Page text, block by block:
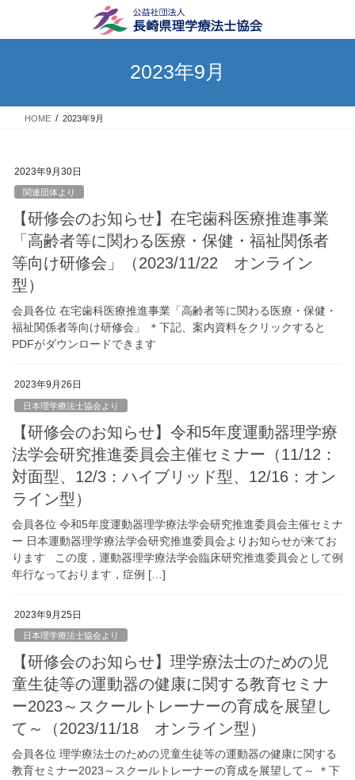
テ
ス
ゲ
ン
2023年9月
HOME 2023年9月
2023年9月30日
関連団体より
【研修会のお知らせ】在宅歯科医療推進事業
「高齢者等に関わる医療・保健・福祉関係者
等向け研修会」（2023/11/22 オンライン
型）
会員各位 在宅歯科医療推進事業「高齢者等に関わる医療・保健・
福祉関係者等向け研修会」 ＊下記、案内資料をクリックすると
PDFがダウンロードできます
2023年9月26日
日本理学療法士協会より
【研修会のお知らせ】令和5年度運動器理学療
法学会研究推進委員会主催セミナー（11/12：
対面型、12/3：ハイブリッド型、12/16：オン
ライン型）
会員各位 令和5年度運動器理学療法学会研究推進委員会主催セミナ
ー 日本運動器理学療法学会研究推進委員会よりお知らせが来てお
ります この度，運動器理学療法学会臨床研究推進委員会として例
年行なっております，症例 […]
2023年9月25日
日本理学療法士協会より
【研修会のお知らせ】理学療法士のための児
童生徒等の運動器の健康に関する教育セミナ
ー2023～スクールトレーナーの育成を展望し
て～（2023/11/18 オンライン型）
会員各位 理学療法士のための児童生徒等の運動器の健康に関する
教育セミナー2023～スクールトレーナーの育成を展望して～ ＊下